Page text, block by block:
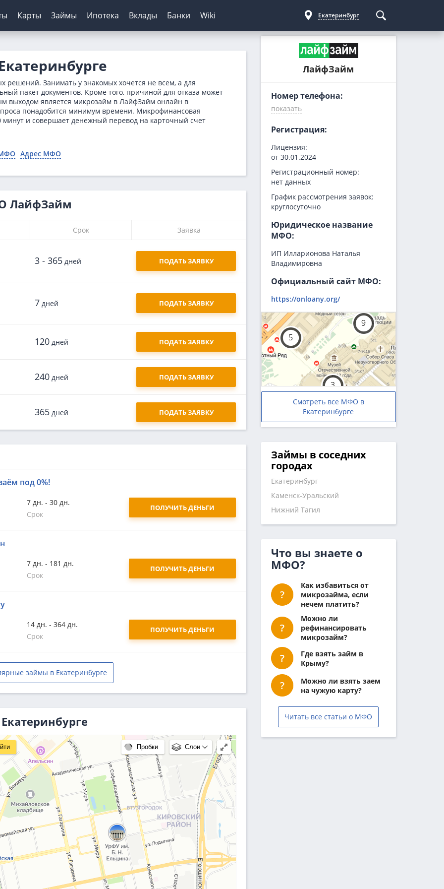
Архив ЦБ РФ
Курс доллара ЦБ
Курс евро ЦБ
Курсы криптовалют
Курс биткоина
Без первого взноса
На авто с пробегом
С плохой историей
Кредиты для бизнеса
Карты
С кэшбэком
С доставкой
Займы
Монеткин
До зарплаты
Creditplus
Погашение займов
Webbankir
Ипотека
ипотеки
Вклады
Калькулятор вкладов
Банки Wiki Екатеринбург
Занимать у знакомых хочется не всем, а для
пакет документов. Кроме того, причиной для отказа может
выходом является микрозайм в ЛайфЗайм онлайн в
понадобится минимум времени. Микрофинансовая
и совершает денежный перевод на карточный счет
Адрес МФО
ЛайфЗайм
Срок Заявка
3 - 365 дней ПОДАТЬ ЗАЯВКУ
7 дней ПОДАТЬ ЗАЯВКУ
120 дней ПОДАТЬ ЗАЯВКУ
240 дней ПОДАТЬ ЗАЯВКУ
365 дней ПОДАТЬ ЗАЯВКУ
под 0%!
7 дн. - 30 дн.
Срок
ПОЛУЧИТЬ ДЕНЬГИ
7 дн. - 181 дн.
Срок
ПОЛУЧИТЬ ДЕНЬГИ
14 дн. - 364 дн.
Срок
ПОЛУЧИТЬ ДЕНЬГИ
займы в Екатеринбурге
Пробки Слои
ЛайфЗайм
Номер телефона:
Регистрация:
Лицензия:
от 30.01.2024
Регистрационный номер:
нет данных
График рассмотрения заявок:
круглосуточно
Юридическое название
МФО:
ИП Илларионова Наталья
Владимировна
Официальный сайт МФО:
https://onloany.org/
Смотреть все МФО в
Екатеринбурге
Займы в соседних
городах
Екатеринбург
Каменск-Уральский
Нижний Тагил
Что вы знаете о
МФО?
Как избавиться от
микрозайма, если
нечем платить?
Можно ли
рефинансировать
микрозайм?
Где взять займ в
Крыму?
Можно ли взять заем
на чужую карту?
Читать все статьи о МФО